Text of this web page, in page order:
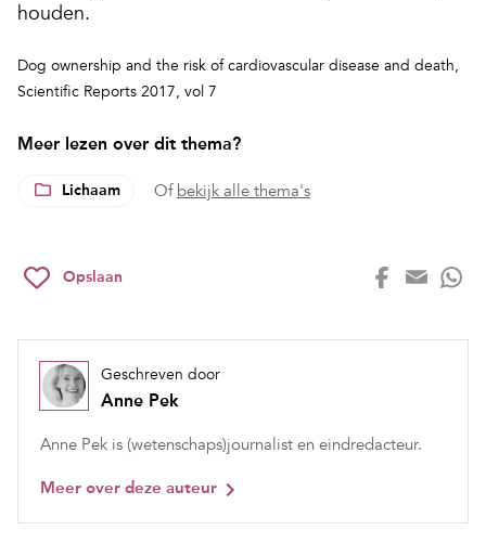
houden.
Dog ownership and the risk of cardiovascular disease and death,
Scientific Reports 2017, vol 7
Meer lezen over dit thema?
Lichaam Of bekijk alle thema's
Opslaan
Geschreven door
Anne Pek
Anne Pek is (wetenschaps)journalist en eindredacteur.
Meer over deze auteur